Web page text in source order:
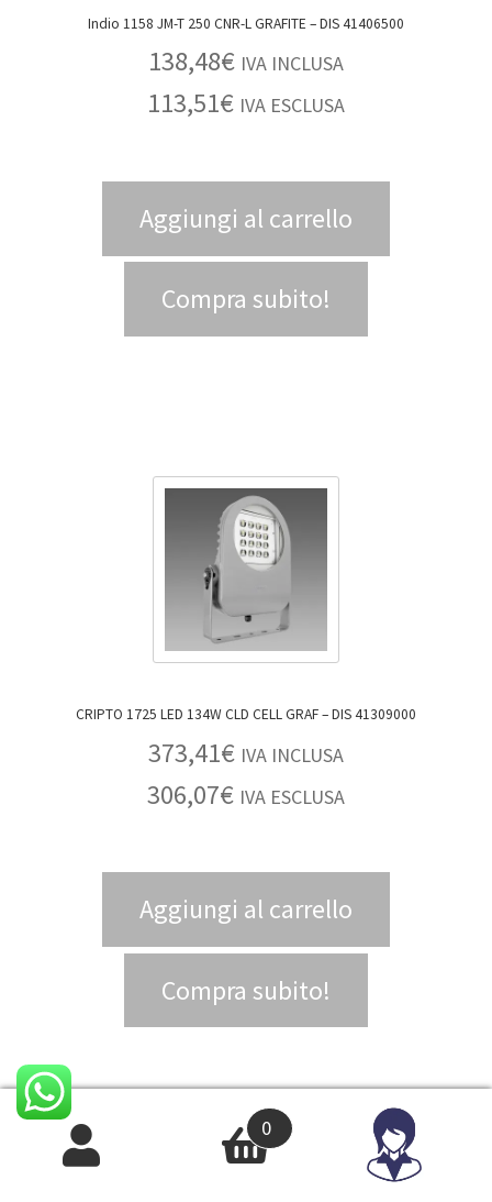
Indio 1158 JM-T 250 CNR-L GRAFITE – DIS 41406500
138,48€ IVA INCLUSA
113,51€ IVA ESCLUSA
Aggiungi al carrello
Compra subito!
CRIPTO 1725 LED 134W CLD CELL GRAF – DIS 41309000
373,41€ IVA INCLUSA
306,07€ IVA ESCLUSA
Aggiungi al carrello
Compra subito!
IN OFFERTA!
0